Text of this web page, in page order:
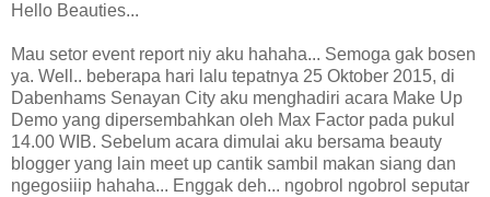
Hello Beauties...
Mau setor event report niy aku hahaha... Semoga gak bosen
ya. Well.. beberapa hari lalu tepatnya 25 Oktober 2015, di
Dabenhams Senayan City aku menghadiri acara Make Up
Demo yang dipersembahkan oleh Max Factor pada pukul
14.00 WIB. Sebelum acara dimulai aku bersama beauty
blogger yang lain meet up cantik sambil makan siang dan
ngegosiiip hahaha... Enggak deh... ngobrol ngobrol seputar